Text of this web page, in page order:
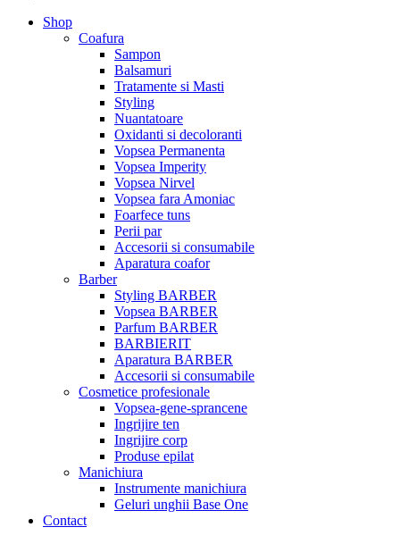
Shop
Coafura
Sampon
Balsamuri
Tratamente si Masti
Styling
Nuantatoare
Oxidanti si decoloranti
Vopsea Permanenta
Vopsea Imperity
Vopsea Nirvel
Vopsea fara Amoniac
Foarfece tuns
Perii par
Accesorii si consumabile
Aparatura coafor
Barber
Styling BARBER
Vopsea BARBER
Parfum BARBER
BARBIERIT
Aparatura BARBER
Accesorii si consumabile
Cosmetice profesionale
Vopsea-gene-sprancene
Ingrijire ten
Ingrijire corp
Produse epilat
Manichiura
Instrumente manichiura
Geluri unghii Base One
Contact